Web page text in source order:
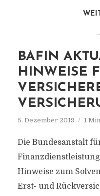
BAFIN
HINWEISE
5. Dezember 2019 1
Die Bundesanstalt
Hinweise zum
Erst- und